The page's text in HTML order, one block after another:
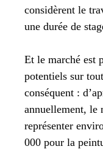
considèrent le
une durée de
Et le marché est
potentiels sur
conséquent :
annuellement, le
représenter
000 pour la